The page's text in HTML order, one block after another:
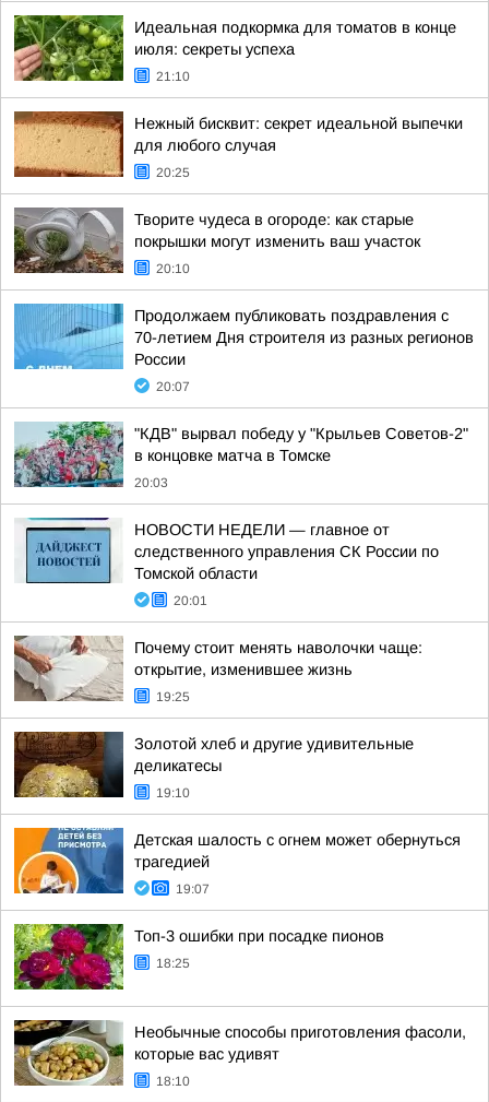
Идеальная подкормка для томатов в конце
июля: секреты успеха
21:10
Нежный бисквит: секрет идеальной выпечки
для любого случая
20:25
Творите чудеса в огороде: как старые
покрышки могут изменить ваш участок
20:10
Продолжаем публиковать поздравления с
70-летием Дня строителя из разных регионов
России
20:07
"КДВ" вырвал победу у "Крыльев Советов-2"
в концовке матча в Томске
20:03
НОВОСТИ НЕДЕЛИ — главное от
следственного управления СК России по
Томской области
20:01
Почему стоит менять наволочки чаще:
открытие, изменившее жизнь
19:25
Золотой хлеб и другие удивительные
деликатесы
19:10
Детская шалость с огнем может обернуться
трагедией
19:07
Топ-3 ошибки при посадке пионов
18:25
Необычные способы приготовления фасоли,
которые вас удивят
18:10